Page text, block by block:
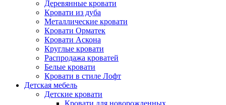
Деревянные кровати
Кровати из дуба
Металлические кровати
Кровати Орматек
Кровати Аскона
Круглые кровати
Распродажа кроватей
Белые кровати
Кровати в стиле Лофт
Детская мебель
Детские кровати
Кровати для новорожденных